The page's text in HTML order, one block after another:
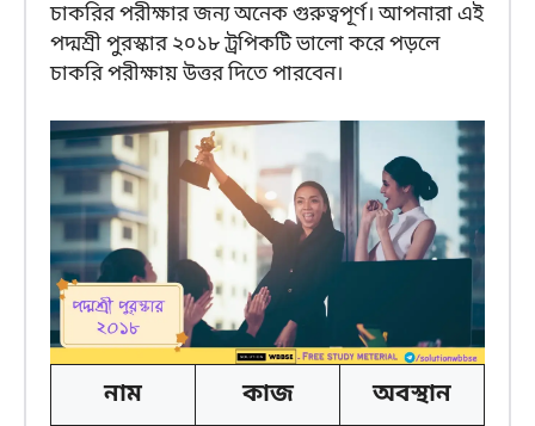
চাকরির পরীক্ষার জন্য অনেক গুরুত্বপূর্ণ। আপনারা এই
পদ্মশ্রী পুরস্কার ২০১৮ ট্রপিকটি ভালো করে পড়লে
চাকরি পরীক্ষায় উত্তর দিতে পারবেন।
নাম কাজ অবস্থান